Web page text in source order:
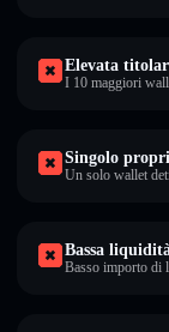
Elevata
I 10 maggiori
Singolo
Un solo wallet
Bassa
Basso importo di